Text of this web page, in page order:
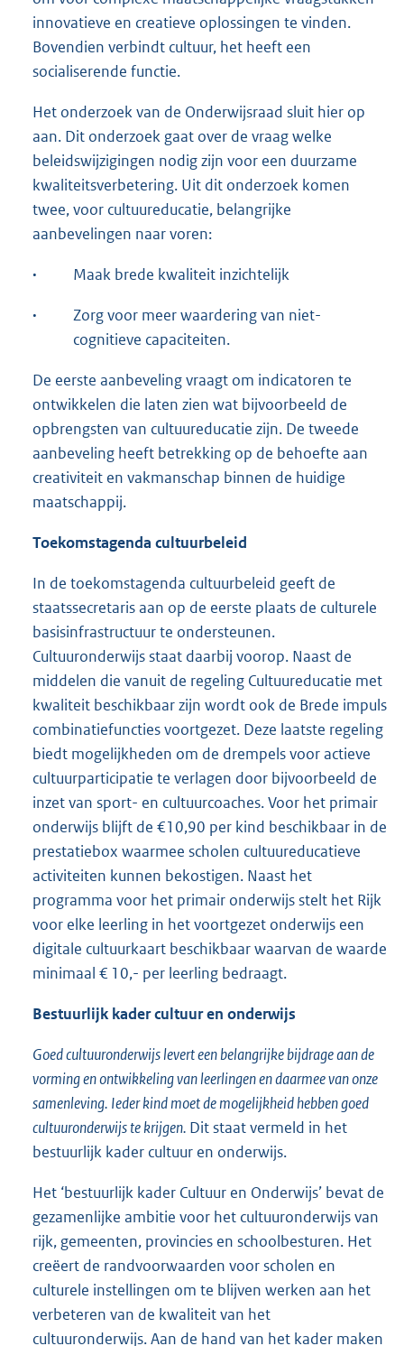
innovatieve en creatieve oplossingen te vinden.
Bovendien verbindt cultuur, het heeft een
socialiserende functie.
Het onderzoek van de Onderwijsraad sluit hier op
aan. Dit onderzoek gaat over de vraag welke
beleidswijzigingen nodig zijn voor een duurzame
kwaliteitsverbetering. Uit dit onderzoek komen
twee, voor cultuureducatie, belangrijke
aanbevelingen naar voren:
· Maak brede kwaliteit inzichtelijk
·
Zorg voor meer waardering van niet-
cognitieve capaciteiten.
De eerste aanbeveling vraagt om indicatoren te
ontwikkelen die laten zien wat bijvoorbeeld de
opbrengsten van cultuureducatie zijn. De tweede
aanbeveling heeft betrekking op de behoefte aan
creativiteit en vakmanschap binnen de huidige
maatschappij.
Toekomstagenda cultuurbeleid
In de toekomstagenda cultuurbeleid geeft de
staatssecretaris aan op de eerste plaats de culturele
basisinfrastructuur te ondersteunen.
Cultuuronderwijs staat daarbij voorop. Naast de
middelen die vanuit de regeling Cultuureducatie met
kwaliteit beschikbaar zijn wordt ook de Brede impuls
combinatiefuncties voortgezet. Deze laatste regeling
biedt mogelijkheden om de drempels voor actieve
cultuurparticipatie te verlagen door bijvoorbeeld de
inzet van sport- en cultuurcoaches. Voor het primair
onderwijs blijft de €10,90 per kind beschikbaar in de
prestatiebox waarmee scholen cultuureducatieve
activiteiten kunnen bekostigen. Naast het
programma voor het primair onderwijs stelt het Rijk
voor elke leerling in het voortgezet onderwijs een
digitale cultuurkaart beschikbaar waarvan de waarde
minimaal € 10,- per leerling bedraagt.
Bestuurlijk kader cultuur en onderwijs
Goed cultuuronderwijs levert een belangrijke bijdrage aan de
vorming en ontwikkeling van leerlingen en daarmee van onze
samenleving. Ieder kind moet de mogelijkheid hebben goed
cultuuronderwijs te krijgen. Dit staat vermeld in het
bestuurlijk kader cultuur en onderwijs.
Het ‘bestuurlijk kader Cultuur en Onderwijs’ bevat de
gezamenlijke ambitie voor het cultuuronderwijs van
rijk, gemeenten, provincies en schoolbesturen. Het
creëert de randvoorwaarden voor scholen en
culturele instellingen om te blijven werken aan het
verbeteren van de kwaliteit van het
cultuuronderwijs. Aan de hand van het kader maken